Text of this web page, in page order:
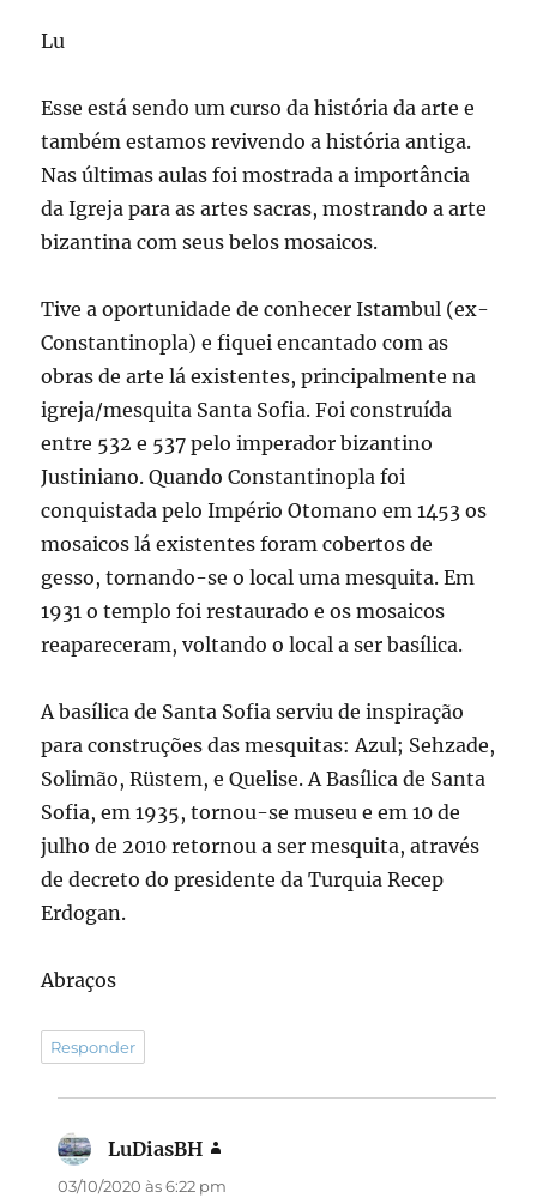
Lu
Esse está sendo um curso da história da arte e
também estamos revivendo a história antiga.
Nas últimas aulas foi mostrada a importância
da Igreja para as artes sacras, mostrando a arte
bizantina com seus belos mosaicos.
Tive a oportunidade de conhecer Istambul (ex-
Constantinopla) e fiquei encantado com as
obras de arte lá existentes, principalmente na
igreja/mesquita Santa Sofia. Foi construída
entre 532 e 537 pelo imperador bizantino
Justiniano. Quando Constantinopla foi
conquistada pelo Império Otomano em 1453 os
mosaicos lá existentes foram cobertos de
gesso, tornando-se o local uma mesquita. Em
1931 o templo foi restaurado e os mosaicos
reapareceram, voltando o local a ser basílica.
A basílica de Santa Sofia serviu de inspiração
para construções das mesquitas: Azul; Sehzade,
Solimão, Rüstem, e Quelise. A Basílica de Santa
Sofia, em 1935, tornou-se museu e em 10 de
julho de 2010 retornou a ser mesquita, através
de decreto do presidente da Turquia Recep
Erdogan.
Abraços
Responder
LuDiasBH
03/10/2020 às 6:22 pm